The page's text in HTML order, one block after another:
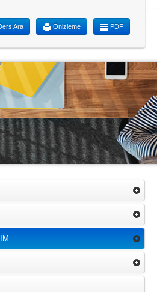
Ara Önizleme PDF